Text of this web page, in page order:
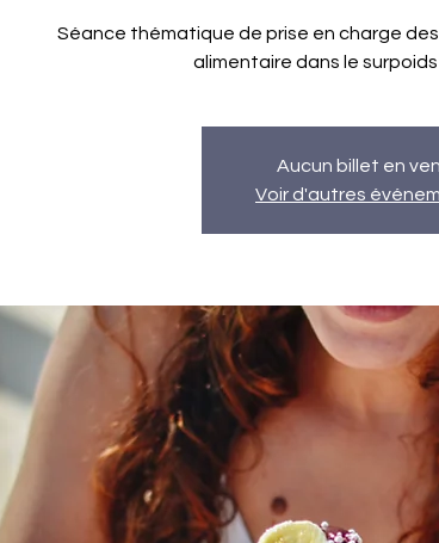
Séance thématique de prise en charge
alimentaire dans le
Aucun billet en
Voir d'autres